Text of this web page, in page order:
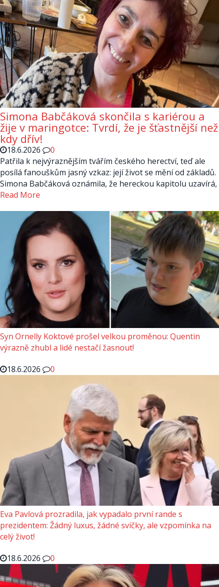
Simona Babčáková skončila s kariérou a
žije v maringotce: Tvrdí, že je šťastnější než
kdy dřív!
18.6.2026
0
Patřila k nejvýraznějším tvářím českého herectví, teď ale
posílá fanouškům jasný vzkaz: její život se mění od základů.
Simona Babčáková oznámila, že hereckou kapitolu uzavírá,
Read More
Syn Ornelly Koktové prošel velkou proměnou: Quentin
výrazně zhubl a lidé nestačí žasnout!
18.6.2026
0
Eva Pavlová prozradila, jak vypadalo první rande s
prezidentem: Žádný luxus, žádné svíčky, ale vzpomínka na
celý život!
18.6.2026
0